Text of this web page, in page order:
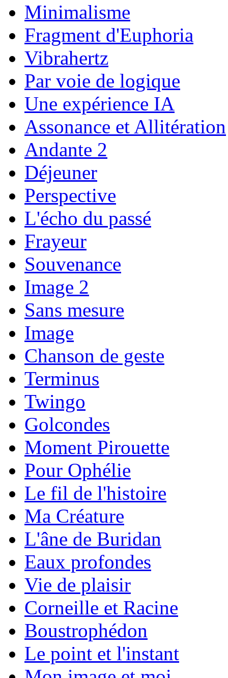
Minimalisme
Fragment d'Euphoria
Vibrahertz
Par voie de logique
Une expérience IA
Assonance et Allitération
Andante 2
Déjeuner
Perspective
L'écho du passé
Frayeur
Souvenance
Image 2
Sans mesure
Image
Chanson de geste
Terminus
Twingo
Golcondes
Moment Pirouette
Pour Ophélie
Le fil de l'histoire
Ma Créature
L'âne de Buridan
Eaux profondes
Vie de plaisir
Corneille et Racine
Boustrophédon
Le point et l'instant